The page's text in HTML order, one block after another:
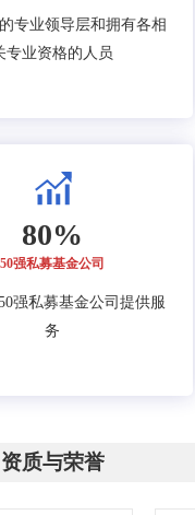
专业领导层和拥有各相
专业资格的人员
80%
50强私募基金公司
强私募基金公司提供服
务
资质与荣誉